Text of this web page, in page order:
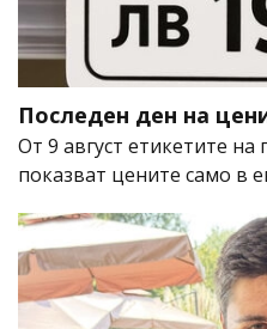
Последен ден на
От 9 август етикетите
показват цените само в